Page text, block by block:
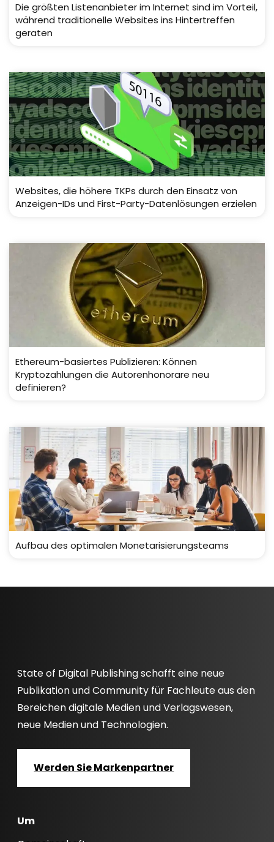
Die größten Listenanbieter im Internet sind im Vorteil,
während traditionelle Websites ins Hintertreffen
geraten
Websites, die höhere TKPs durch den Einsatz von
Anzeigen-IDs und First-Party-Datenlösungen erzielen
Ethereum-basiertes Publizieren: Können
Kryptozahlungen die Autorenhonorare neu
definieren?
Aufbau des optimalen Monetarisierungsteams
State of Digital Publishing schafft eine neue
Publikation und Community für Fachleute aus den
Bereichen digitale Medien und Verlagswesen,
neue Medien und Technologien.
Werden Sie Markenpartner
Um